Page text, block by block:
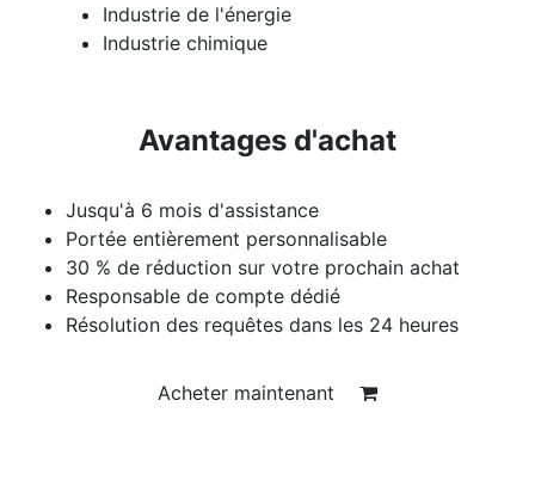
Industrie de l'énergie
Industrie chimique
Avantages d'achat
Jusqu'à 6 mois d'assistance
Portée entièrement personnalisable
30 % de réduction sur votre prochain achat
Responsable de compte dédié
Résolution des requêtes dans les 24 heures
Acheter maintenant